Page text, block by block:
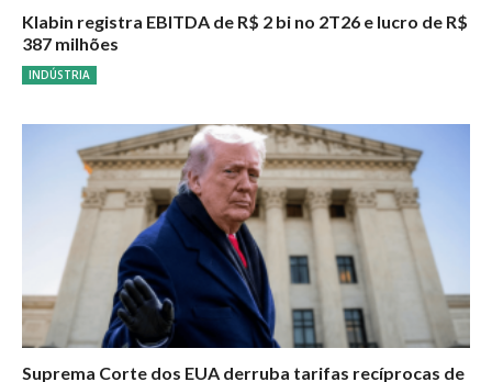
Klabin registra EBITDA de R$ 2 bi no 2T26 e lucro de R$
387 milhões
INDÚSTRIA
Suprema Corte dos EUA derruba tarifas recíprocas de